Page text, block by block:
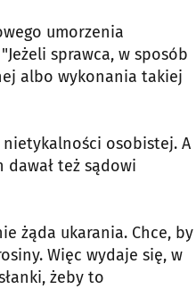
umorzenia
sprawca, w sposób
albo wykonania takiej
nietykalności osobistej. A
dawał też sądowi
żąda ukarania. Chce, by
Więc wydaje się, w
żeby to